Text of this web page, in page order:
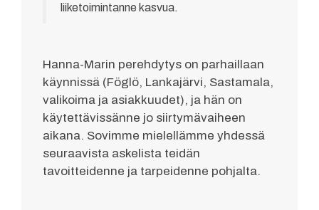
liiketoimintanne kasvua.
Hanna-Marin perehdytys on parhaillaan
käynnissä (Föglö, Lankajärvi, Sastamala,
valikoima ja asiakkuudet), ja hän on
käytettävissänne jo siirtymävaiheen
aikana. Sovimme mielellämme yhdessä
seuraavista askelista teidän
tavoitteidenne ja tarpeidenne pohjalta.